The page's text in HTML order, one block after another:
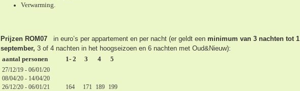
Verwarming.
Prijzen ROM07 in euro’s per appartement en per nacht (er geldt een minimum van 3 nachten tot 1
september, 3 of 4 nachten in het hoogseizoen en 6 nachten met Oud&Nieuw):
aantal personen
1- 2 3 4 5
27/12/19 - 06/01/20
08/04/20 - 14/04/20
26/12/20 - 06/01/21
164 171 189 199